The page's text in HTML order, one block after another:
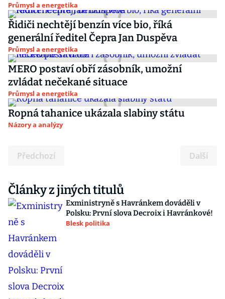
Průmysl a energetika
Řidiči nechtějí benzín více bio, říká
generální ředitel Čepra Jan Duspěva
Průmysl a energetika
MERO postaví obří zásobník, umožní
zvládat nečekané situace
Průmysl a energetika
Ropná tahanice ukázala slabiny státu
Názory a analýzy
Předchozí Další
Články z jiných titulů
Exministryně s Havránkem dováděli v
Polsku: První slova Decroix i Havránkové!
Blesk politika